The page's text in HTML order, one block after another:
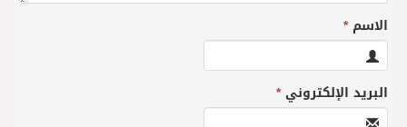
الاسم*
البريد الإلكتروني*